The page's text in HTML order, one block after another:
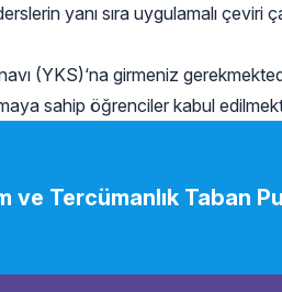
yanı sıra uygulamalı çeviri
(YKS)‘na girmeniz
sahip öğrenciler kabul
Tercümanlık Taban